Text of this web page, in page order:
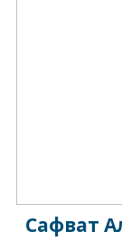
Сафват